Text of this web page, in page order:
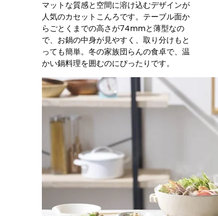
マットな質感と空間に溶け込むデザインが
人気のカセットこんろです。テーブル面か
らごとくまでの高さが74mmと薄型なの
で、お鍋の中身が見やすく、取り分けもと
っても簡単。冬の家族団らんの食卓で、温
かい鍋料理を囲むのにぴったりです。